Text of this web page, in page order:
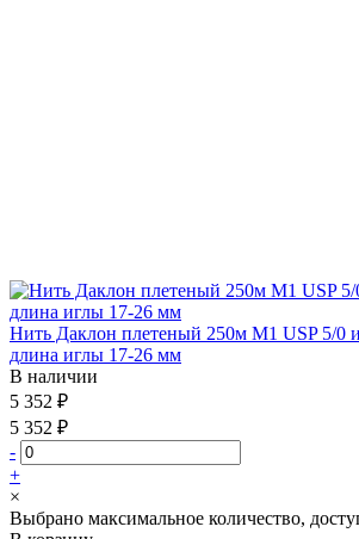
Нить Даклон плетеный 250м М1 USP 5/0
длина иглы 17-26 мм
В наличии
5 352 ₽
5 352 ₽
-
+
×
Выбрано максимальное количество,